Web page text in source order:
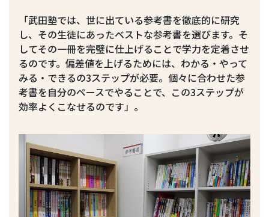
「武田塾では、世に出ている参考書を徹底的に研究
し、その生徒にあったベストな参考書を選びます。そ
してその一冊を完璧に仕上げることで学力を定着させ
るのです。偏差値を上げるためには、わかる・やって
みる・できるの3ステップが必要。個々に合わせた参
考書を自分のペースでやることで、この3ステップが
効率よくこなせるのです」。